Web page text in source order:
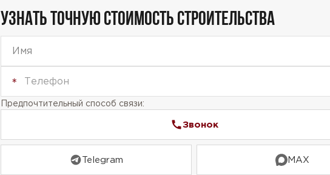
УЗНАТЬ ТОЧНУЮ СТОИМОСТЬ СТРОИТЕЛЬСТВА
Предпочтительный способ связи:
Звонок
Telegram MAX